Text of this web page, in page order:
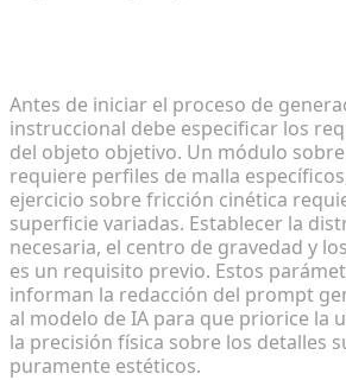
Antes de iniciar el proceso de
instruccional debe especificar los
del objeto objetivo. Un módulo
requiere perfiles de malla
ejercicio sobre fricción cinética
superficie variadas. Establecer la
necesaria, el centro de gravedad y
es un requisito previo. Estos
informan la redacción del prompt
al modelo de IA para que priorice la
la precisión física sobre los detalles
puramente estéticos.